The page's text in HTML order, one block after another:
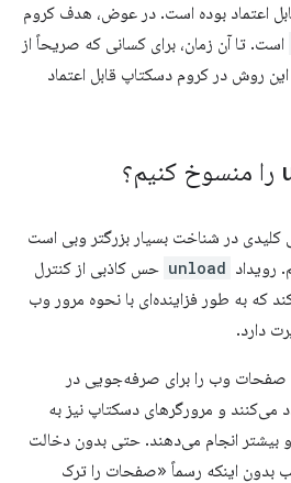
اعتماد بوده است. در عوض، هدف کروم
است. تا آن زمان، برای کسانی که صریحاً از
روش در کروم دسکتاپ قابل اعتماد
را منسوخ کنیم؟
کلیدی در شناخت بسیار بزرگتر وبی است
رویداد unload حس کاذبی از کنترل
که به طور فزاینده‌ای با نحوه مرور وب
دارد.
صفحات وب را برای صرفه‌جویی در
می‌کنند و مرورگرهای دسکتاپ نیز به
و بیشتر انجام می‌دهند. حتی بدون دخالت
بدون اینکه رسماً «صفحات را ترک